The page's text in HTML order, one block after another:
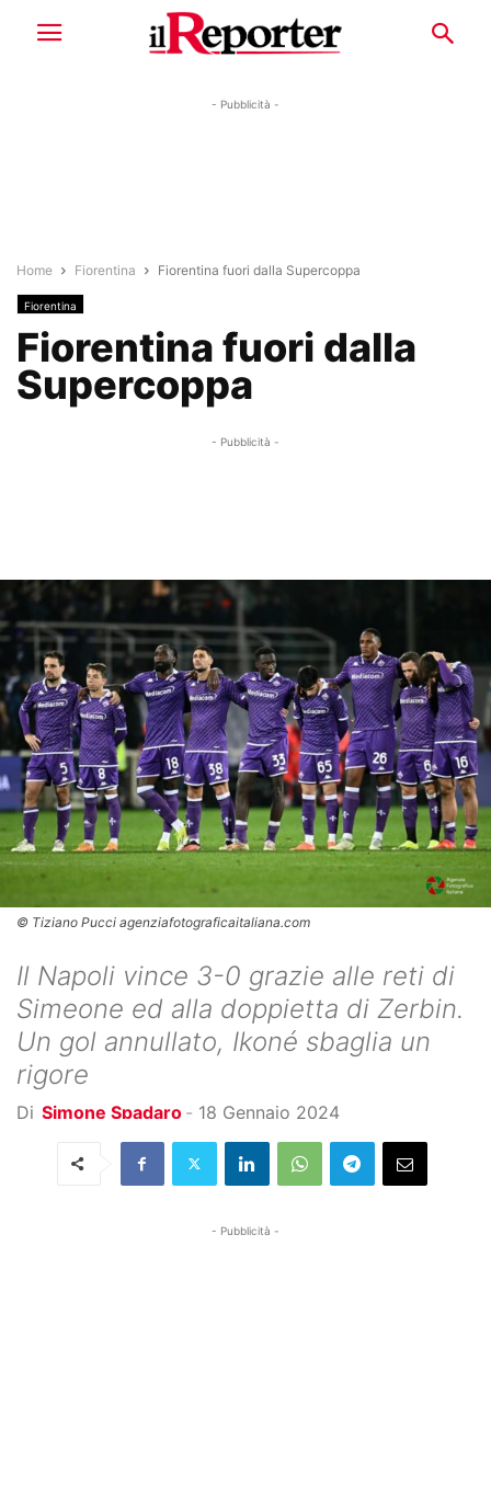
- Pubblicità -
Home Fiorentina Fiorentina fuori dalla Supercoppa
Fiorentina
Fiorentina fuori dalla
Supercoppa
- Pubblicità -
© Tiziano Pucci agenziafotograficaitaliana.com
Il Napoli vince 3-0 grazie alle reti di
Simeone ed alla doppietta di Zerbin.
Un gol annullato, Ikoné sbaglia un
rigore
Di Simone Spadaro - 18 Gennaio 2024
- Pubblicità -